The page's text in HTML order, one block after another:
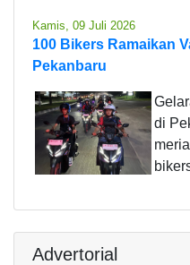
Kamis, 09 Juli 2026
100 Bikers Ramaikan
Pekanbaru
di
Advertorial